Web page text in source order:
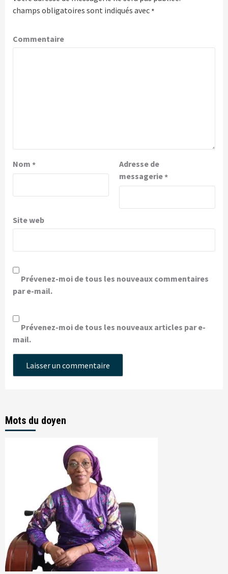
champs obligatoires sont indiqués avec *
Commentaire
Nom *
Adresse de
messagerie*
Site web
Prévenez-moi de tous les nouveaux commentaires
par e-mail.
Prévenez-moi de tous les nouveaux articles par e-
mail.
Mots du doyen